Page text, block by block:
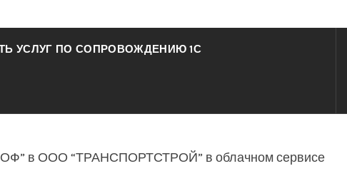
УСЛУГ ПО СОПРОВОЖДЕНИЮ 1С
в ООО “ТРАНСПОРТСТРОЙ” в облачном сервисе